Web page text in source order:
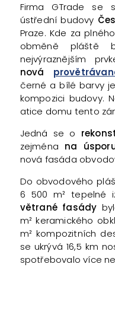
Firma GTrade se
ústřední budovy
Praze. Kde za
obměně pláště
nejvýraznějším
nová
černé a bílé barvy
kompozici budovy.
atice domu tento
Jedná se o
zejména na
nová fasáda
Do obvodového
6 500 m² tepelné
větrané fasády
m² keramického
m² kompozitních
se ukrývá 16,5 km
spotřebovalo více